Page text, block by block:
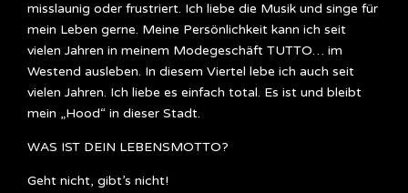
misslaunig oder frustriert. Ich liebe die Musik und singe für
mein Leben gerne. Meine Persönlichkeit kann ich seit
vielen Jahren in meinem Modegeschäft TUTTO… im
Westend ausleben. In diesem Viertel lebe ich auch seit
vielen Jahren. Ich liebe es einfach total. Es ist und bleibt
mein „Hood“ in dieser Stadt.
WAS IST DEIN LEBENSMOTTO?
Geht nicht, gibt’s nicht!